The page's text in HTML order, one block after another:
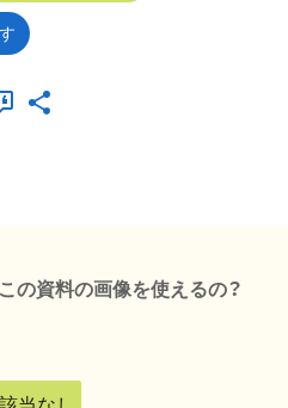
の資料の画像を使えるの？